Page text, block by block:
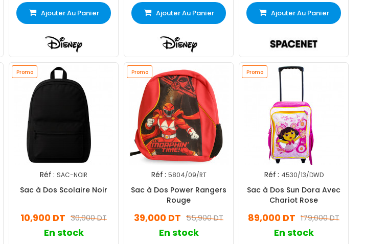
Ajouter Au Panier Ajouter Au Panier Ajouter Au Panier
Promo
Réf : SAC-NOIR
Sac à Dos Scolaire Noir
30,000 DT
10,900 DT
En stock
Promo
Réf : 5804/09/RT
Sac à Dos Power Rangers
Rouge
55,900 DT
39,000 DT
En stock
Promo
Réf : 4530/13/DWD
Sac à Dos Sun Dora Avec
Chariot Rose
179,000 DT
89,000 DT
En stock